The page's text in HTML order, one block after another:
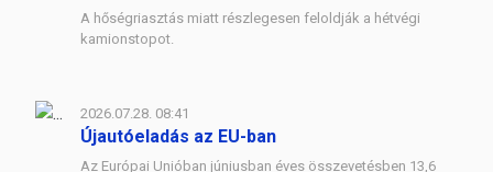
A hőségriasztás miatt részlegesen feloldják a hétvégi
kamionstopot.
2026.07.28. 08:41
Újautóeladás az EU-ban
Az Európai Unióban júniusban éves összevetésben 13,6